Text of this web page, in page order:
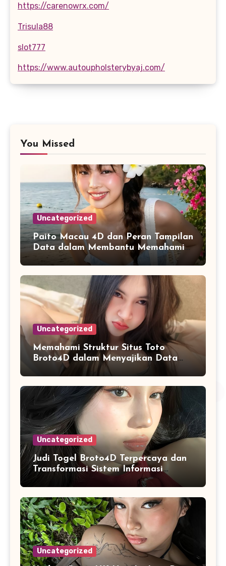
https://carenowrx.com/
Trisula88
slot777
https://www.autoupholsterybyaj.com/
You Missed
Uncategorized
Paito Macau 4D dan Peran Tampilan
Data dalam Membantu Memahami
Riwayat Informasi
Uncategorized
Memahami Struktur Situs Toto
Broto4D dalam Menyajikan Data
dan Statistik Harian
Uncategorized
Judi Togel Broto4D Terpercaya dan
Transformasi Sistem Informasi
Angka Online
Uncategorized